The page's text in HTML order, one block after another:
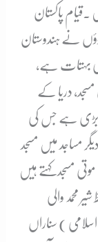
پاکستان
نے ہندوستان
بہتات ہے،
مسجد، دریا کے
بڑی ہے جس کی
مساجد میں مسجد
مسجد کہتے ہیں
محمد والی
) سناراں